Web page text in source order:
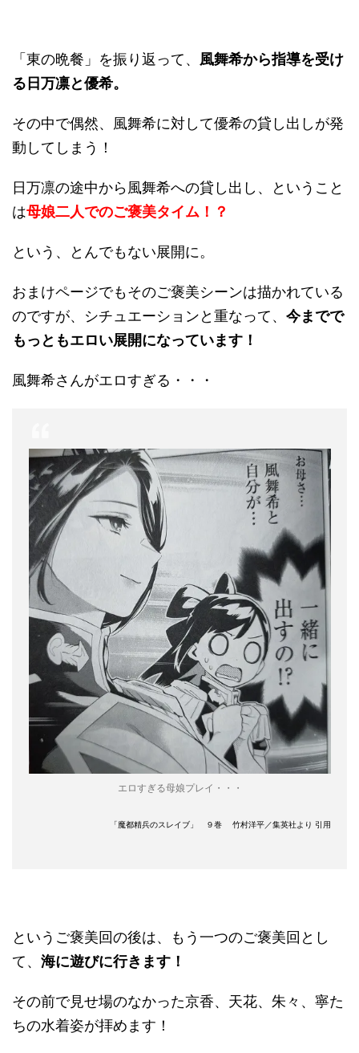
「東の晩餐」を振り返って、 風舞希から指導を受け
る日万凛と優希。
その中で偶然、風舞希に対して優希の貸し出しが発
動してしまう！
日万凛の途中から風舞希への貸し出し、ということ
は母娘二人でのご褒美タイム！？
という、とんでもない展開に。
おまけページでもそのご褒美シーンは描かれている
のですが、シチュエーションと重なって、 今までで
もっともエロい展開になっています！
風舞希さんがエロすぎる・・・
エロすぎる母娘プレイ・・・
「魔都精兵のスレイブ」 ９巻 竹村洋平／集英社より 引用
というご褒美回の後は、もう一つのご褒美回とし
て、 海に遊びに行きます！
その前で見せ場のなかった京香、天花、朱々、寧た
ちの水着姿が拝めます！